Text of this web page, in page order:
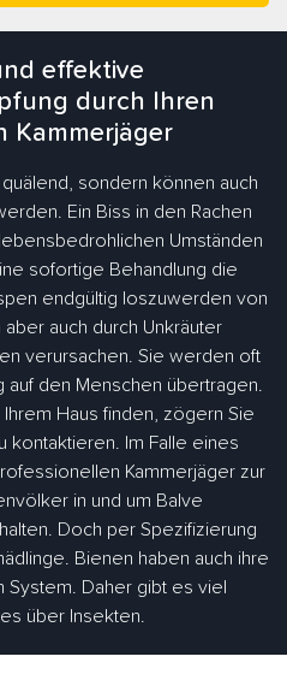
effektive
durch Ihren
Kammerjäger
sondern können auch
Ein Biss in den Rachen
Umständen
sofortige Behandlung die
endgültig loszuwerden von
auch durch Unkräuter
verursachen. Sie werden oft
auf den Menschen übertragen.
Haus finden, zögern Sie
kontaktieren. Im Falle eines
Kammerjäger zur
in und um Balve
Doch per Spezifizierung
Bienen haben auch ihre
System. Daher gibt es viel
über Insekten.